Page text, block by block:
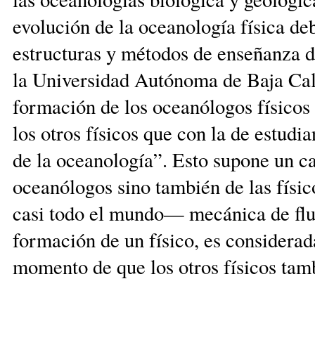
evolución de la oceanología física
estructuras y métodos de
la Universidad Autónoma de Baja
formación de los oceanólogos
los otros físicos que con la de
de la oceanología”. Esto supone un
oceanólogos sino también de las
casi todo el mundo— mecánica de
formación de un físico, es
momento de que los otros físicos